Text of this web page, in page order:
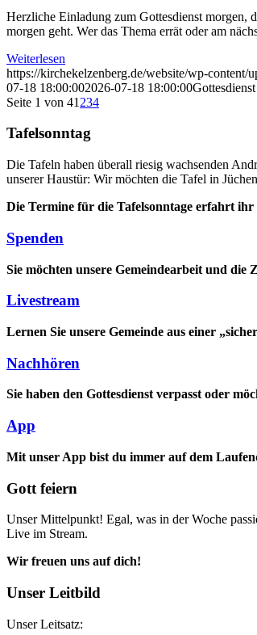
Herzliche Einladung zum Gottesdienst morgen,
morgen geht. Wer das Thema errät oder am
Weiterlesen
https://kirchekelzenberg.de/website/wp-content/
07-18 18:00:002026-07-18 18:00:00
Seite 1 von 41 234
Tafelsonntag
Die Tafeln haben überall riesig wachsenden
unserer Haustür: Wir möchten die Tafel in
Die Termine für die Tafelsonntage erfahrt
Spenden
Sie möchten unsere Gemeindearbeit und
Livestream
Lernen Sie unsere Gemeinde aus einer
Nachhören
Sie haben den Gottesdienst verpasst oder
App
Mit unser App bist du immer auf dem
Gott feiern
Unser Mittelpunkt! Egal, was in der Woche
Live im Stream.
Wir freuen uns auf dich!
Unser Leitbild
Unser Leitsatz: